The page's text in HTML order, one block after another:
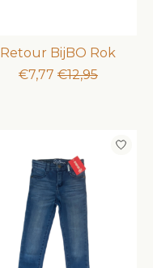
Retour BijBO Rok
€7,77 €12,95